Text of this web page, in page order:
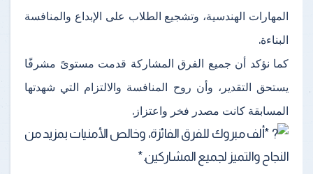
المهارات الهندسية، وتشجيع الطلاب على الإبداع والمنافسة
البناءة.
كما نؤكد أن جميع الفرق المشاركة قدمت مستوىً مشرفًا
يستحق التقدير، وأن روح المنافسة والالتزام التي شهدتها
المسابقة كانت مصدر فخر واعتزاز.
*ألف مبروك للفرق الفائزة، وخالص الأمنيات بمزيد من
النجاح والتميز لجميع المشاركين.*